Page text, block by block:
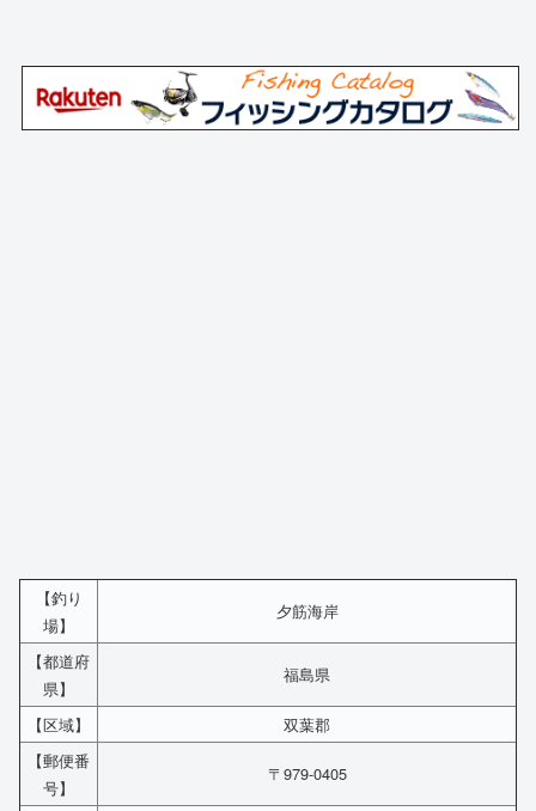
【釣り
場】
夕筋海岸
【都道府
県】
福島県
【区域】
双葉郡
【郵便番
号】
〒979-0405